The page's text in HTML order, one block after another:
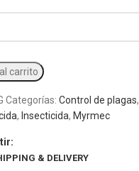
carrito
Categorías: Control de plagas,
, Insecticida, Myrmec
& DELIVERY